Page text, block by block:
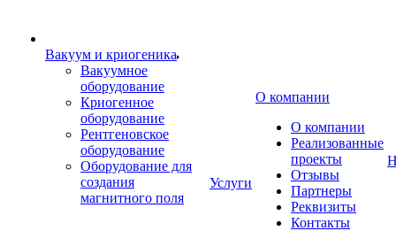
Вакуум и криогеника
Вакуумное
оборудование
Криогенное
оборудование
Рентгеновское
оборудование
Оборудование для
создания
магнитного поля
Услуги
О компании
О компании
Реализованные
проекты
Отзывы
Партнеры
Реквизиты
Контакты